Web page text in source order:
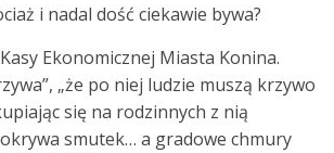
i nadal dość ciekawie bywa?
Ekonomicznej Miasta Konina.
„że po niej ludzie muszą krzywo
się na rodzinnych z nią
smutek… a gradowe chmury